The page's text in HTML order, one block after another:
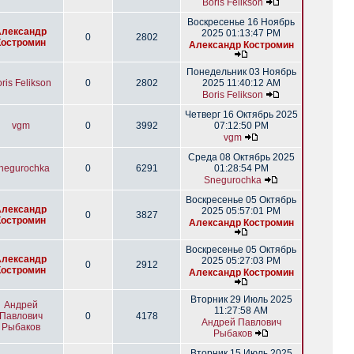
Boris Felikson
0 2802
Воскресенье 16 Ноябрь
2025 01:13:47 PM
Александр Костромин
Felikson 0 2802
Понедельник 03 Ноябрь
2025 11:40:12 AM
Boris Felikson
vgm 0 3992
Четверг 16 Октябрь 2025
07:12:50 PM
vgm
0 6291
Среда 08 Октябрь 2025
01:28:54 PM
Snegurochka
0 3827
Воскресенье 05 Октябрь
2025 05:57:01 PM
Александр Костромин
0 2912
Воскресенье 05 Октябрь
2025 05:27:03 PM
Александр Костромин
Андрей
Павлович
Рыбаков
0 4178
Вторник 29 Июль 2025
11:27:58 AM
Андрей Павлович
Рыбаков